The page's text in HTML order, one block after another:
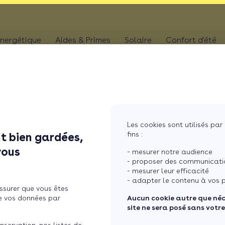
bien gardées,
que vous êtes
vos données par
Les cookies sont utilisés
fins :
- mesurer notre audience
- proposer des
- mesurer leur efficacité
- adapter le contenu à vos
Aucun cookie autre que
site ne sera posé sans
Chaudière
Dépannage chauffage
Aides & Primes
Aides chauffe-eau
thermodynamique
Solaire
Batterie panneaux
Confort d'été
Pergola
Store
de façade